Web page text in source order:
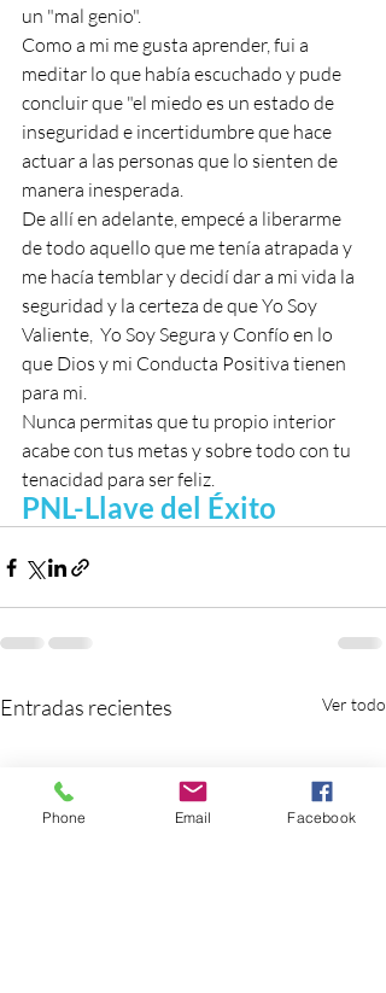
un "mal genio".
Como a mi me gusta aprender, fui a
meditar lo que había escuchado y pude
concluir que "el miedo es un estado de
inseguridad e incertidumbre que hace
actuar a las personas que lo sienten de
manera inesperada.
De allí en adelante, empecé a liberarme
de todo aquello que me tenía atrapada y
me hacía temblar y decidí dar a mi vida la
seguridad y la certeza de que Yo Soy
Valiente,  Yo Soy Segura y Confío en lo
que Dios y mi Conducta Positiva tienen
para mi.
Nunca permitas que tu propio interior
acabe con tus metas y sobre todo con tu
tenacidad para ser feliz.
PNL-Llave del Éxito
Entradas recientes Ver todo
Phone Email Facebook